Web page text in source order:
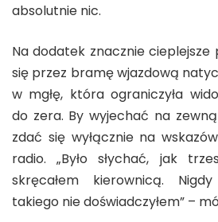
absolutnie nic.
Na dodatek znacznie
się przez bramę wjazdową
w mgłę, która ograniczyła
do zera. By wyjechać na
zdać się wyłącznie na
radio. „Było słychać, jak
skręcałem kierownicą.
takiego nie doświadczyłem” –